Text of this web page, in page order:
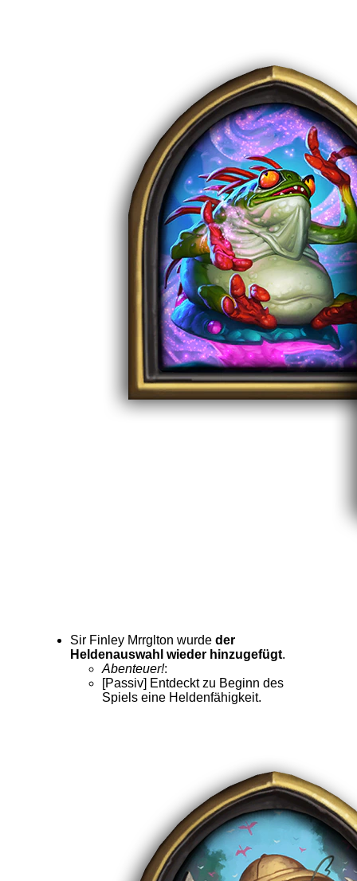
Sir Finley Mrrglton wurde der
Heldenauswahl wieder hinzugefügt.
Abenteuer!:
[Passiv] Entdeckt zu Beginn des
Spiels eine Heldenfähigkeit.